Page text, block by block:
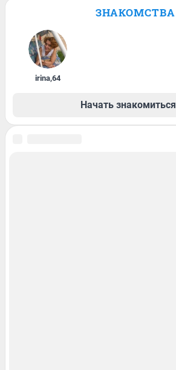
ЗНАКОМСТВА
irina,64
Начать знакомиться